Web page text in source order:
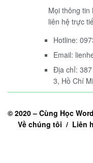
Mọi thông tin
liên hệ trực
Hotline:
Email:
Địa chỉ:
3, Hồ Chí
© 2020 – Cùng Học
Về chúng tôi / Liên